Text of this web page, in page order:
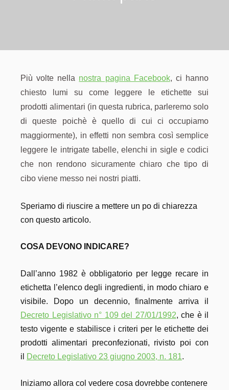
Più volte nella nostra pagina Facebook, ci hanno
chiesto lumi su come leggere le etichette sui
prodotti alimentari (in questa rubrica, parleremo solo
di queste poichè è quello di cui ci occupiamo
maggiormente), in effetti non sembra così semplice
leggere le intrigate tabelle, elenchi in sigle e codici
che non rendono sicuramente chiaro che tipo di
cibo viene messo nei nostri piatti.
Speriamo di riuscire a mettere un po di chiarezza
con questo articolo.
COSA DEVONO INDICARE?
Dall’anno 1982 è obbligatorio per legge recare in
etichetta l’elenco degli ingredienti, in modo chiaro e
visibile. Dopo un decennio, finalmente arriva il
Decreto Legislativo n° 109 del 27/01/1992, che è il
testo vigente e stabilisce i criteri per le etichette dei
prodotti alimentari preconfezionati, rivisto poi con
il
Decreto Legislativo 23 giugno 2003, n. 181.
Iniziamo allora col vedere cosa dovrebbe contenere